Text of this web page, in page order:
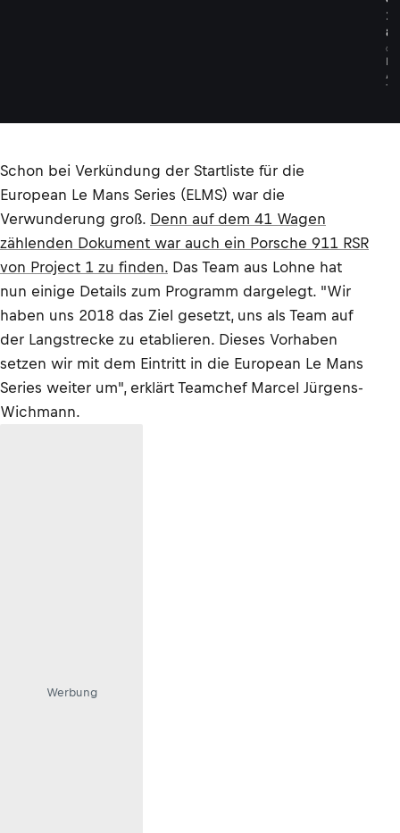
1
8
©
L
A
T
Schon bei Verkündung der Startliste für die
European Le Mans Series (ELMS) war die
Verwunderung groß. Denn auf dem 41 Wagen
zählenden Dokument war auch ein Porsche 911 RSR
von Project 1 zu finden. Das Team aus Lohne hat
nun einige Details zum Programm dargelegt. "Wir
haben uns 2018 das Ziel gesetzt, uns als Team auf
der Langstrecke zu etablieren. Dieses Vorhaben
setzen wir mit dem Eintritt in die European Le Mans
Series weiter um", erklärt Teamchef Marcel Jürgens-
Wichmann.
Werbung